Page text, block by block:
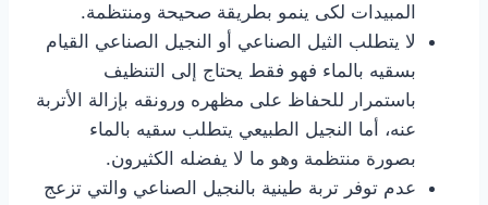
المبيدات لكى ينمو بطريقة صحيحة ومنتظمة.
لا يتطلب الثيل الصناعي أو النجيل الصناعي القيام
بسقيه بالماء فهو فقط يحتاج إلى التنظيف
باستمرار للحفاظ على مظهره ورونقه بإزالة الأتربة
عنه، أما النجيل الطبيعي يتطلب سقيه بالماء
بصورة منتظمة وهو ما لا يفضله الكثيرون.
عدم توفر تربة طينية بالنجيل الصناعي والتي تزعج